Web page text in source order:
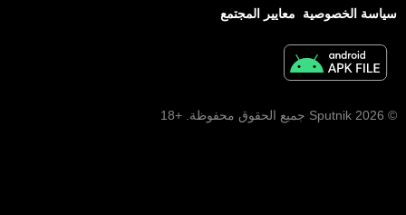
سياسة الخصوصية
معايير المجتمع
© 2026 Sputnik جميع الحقوق محفوظة. +18